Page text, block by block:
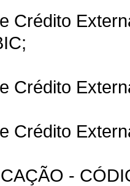
Crédito
Crédito
Crédito
-